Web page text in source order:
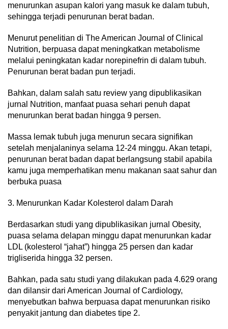
menurunkan asupan kalori yang masuk ke dalam tubuh,
sehingga terjadi penurunan berat badan.
Menurut penelitian di The American Journal of Clinical
Nutrition, berpuasa dapat meningkatkan metabolisme
melalui peningkatan kadar norepinefrin di dalam tubuh.
Penurunan berat badan pun terjadi.
Bahkan, dalam salah satu review yang dipublikasikan
jurnal Nutrition, manfaat puasa sehari penuh dapat
menurunkan berat badan hingga 9 persen.
Massa lemak tubuh juga menurun secara signifikan
setelah menjalaninya selama 12-24 minggu. Akan tetapi,
penurunan berat badan dapat berlangsung stabil apabila
kamu juga memperhatikan menu makanan saat sahur dan
berbuka puasa
3. Menurunkan Kadar Kolesterol dalam Darah
Berdasarkan studi yang dipublikasikan jurnal Obesity,
puasa selama delapan minggu dapat menurunkan kadar
LDL (kolesterol “jahat”) hingga 25 persen dan kadar
trigliserida hingga 32 persen.
Bahkan, pada satu studi yang dilakukan pada 4.629 orang
dan dilansir dari American Journal of Cardiology,
menyebutkan bahwa berpuasa dapat menurunkan risiko
penyakit jantung dan diabetes tipe 2.